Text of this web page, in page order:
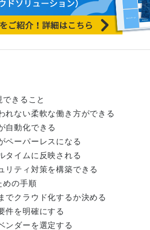
きること
れない柔軟な働き方ができる
自動化できる
ペーパーレスになる
タイムに反映される
リティ対策を構築できる
めの手順
でクラウド化するか決める
件を明確にする
ンダーを選定する